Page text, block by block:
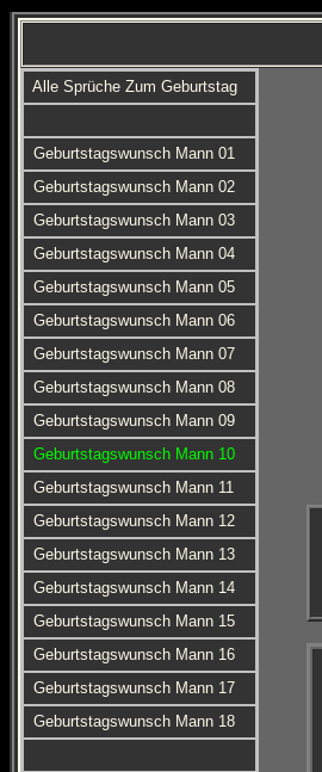
Alle Sprüche Zum Geburtstag
Geburtstagswunsch Mann 01
Geburtstagswunsch Mann 02
Geburtstagswunsch Mann 03
Geburtstagswunsch Mann 04
Geburtstagswunsch Mann 05
Geburtstagswunsch Mann 06
Geburtstagswunsch Mann 07
Geburtstagswunsch Mann 08
Geburtstagswunsch Mann 09
Geburtstagswunsch Mann 10
Geburtstagswunsch Mann 11
Geburtstagswunsch Mann 12
Geburtstagswunsch Mann 13
Geburtstagswunsch Mann 14
Geburtstagswunsch Mann 15
Geburtstagswunsch Mann 16
Geburtstagswunsch Mann 17
Geburtstagswunsch Mann 18